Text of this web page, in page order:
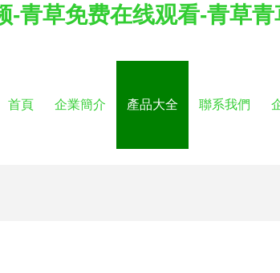
青草免费在线观看-青草
首頁 企業簡介 產品大全 聯系我們